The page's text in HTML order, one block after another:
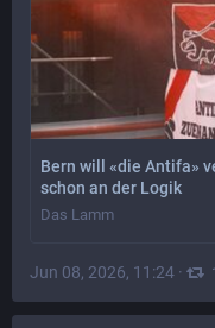
Bern will «die Antifa»
schon an der Logik
Das Lamm
Jun 08, 2026, 11:24 ·